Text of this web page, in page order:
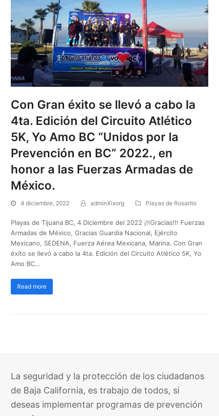
Con Gran éxito se llevó a cabo la
4ta. Edición del Circuito Atlético
5K, Yo Amo BC “Unidos por la
Prevención en BC” 2022., en
honor a las Fuerzas Armadas de
México.
4 diciembre, 2022 adminXixorg Playas de Rosarito
Playas de Tijuana BC, 4 Diciembre del 2022 ¡!!Gracias!!! Fuerzas
Armadas de México, Gracias Guardia Nacional, Ejército
Mexicano, SEDENA, Fuerza Aérea Mexicana, Marina. Con Gran
éxito se llevó a cabo la 4ta. Edición del Circuito Atlético 5K, Yo
Amo BC…
Read more
La seguridad y la protección de los ciudadanos
de Baja California, es trabajo de todos, si
deseas implementar programas de prevención